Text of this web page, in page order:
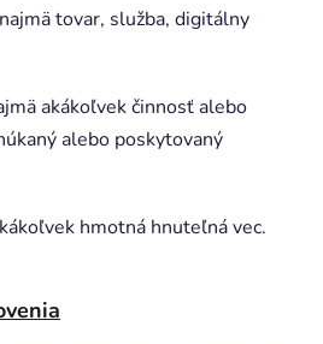
tovar, služba, digitálny
akákoľvek činnosť alebo
alebo poskytovaný
hmotná hnuteľná vec.